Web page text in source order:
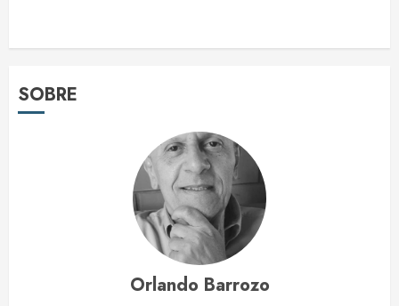
SOBRE
Orlando Barrozo